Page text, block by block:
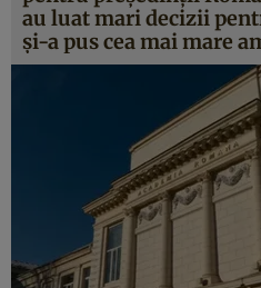
au luat mari decizii
şi-a pus cea mai mare